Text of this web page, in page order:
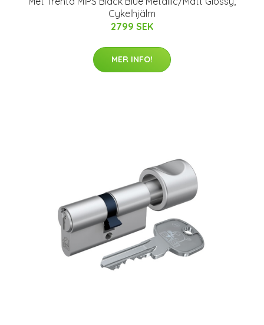
Cykelhjälm
2799 SEK
MER INFO!